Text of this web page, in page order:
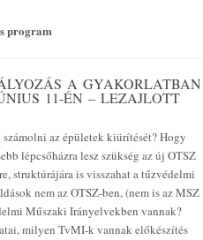
program
A GYAKORLATBAN
11-ÉN – LEZAJLOTT
az épületek kiürítését? Hogy
lépcsőházra lesz szükség az új OTSZ
struktúrájára is visszahat a tűzvédelmi
nem az OTSZ-ben, (nem is az MSZ
Műszaki Irányelvekben vannak?
milyen TvMI-k vannak előkészítés